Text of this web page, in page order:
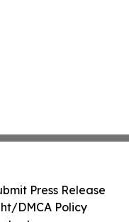
Press Release
DMCA Policy